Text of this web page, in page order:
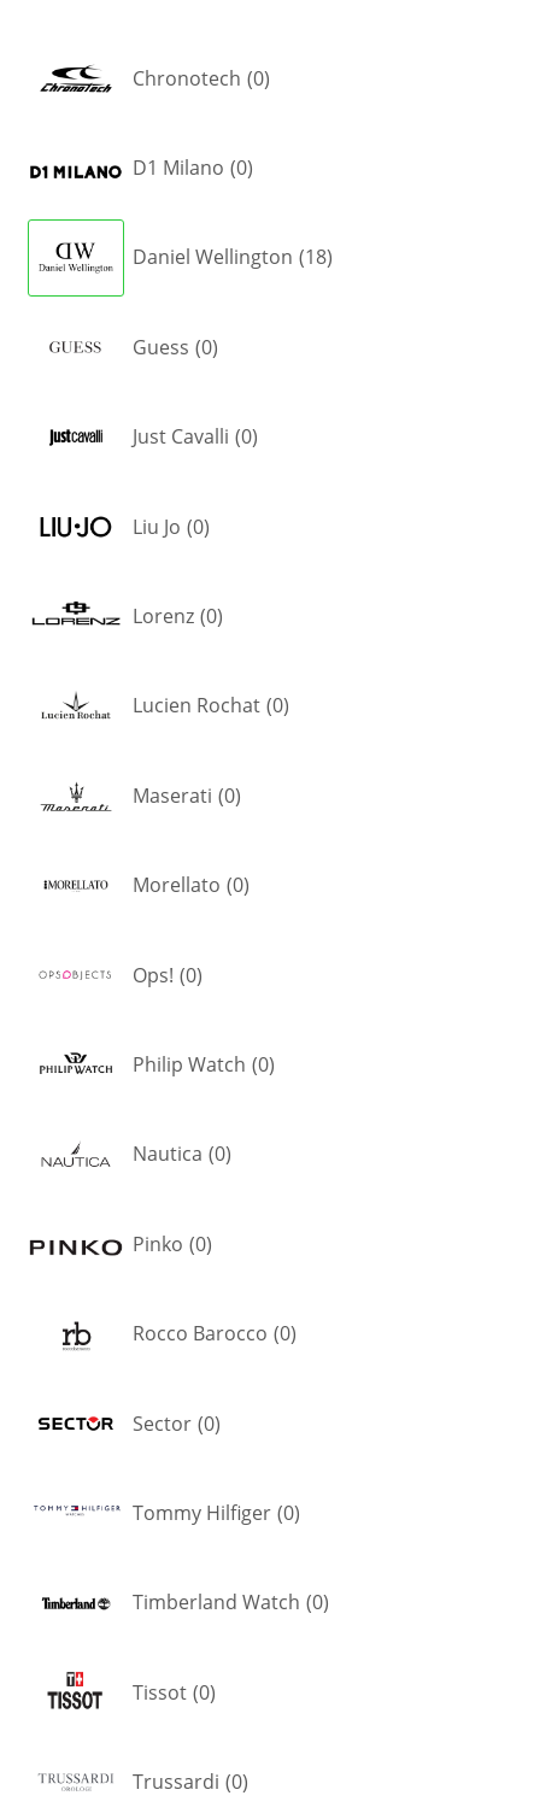
Chronotech (0)
D1 Milano (0)
Daniel Wellington (18)
Guess (0)
Just Cavalli (0)
Liu Jo (0)
Lorenz (0)
Lucien Rochat (0)
Maserati (0)
Morellato (0)
Ops! (0)
Philip Watch (0)
Nautica (0)
Pinko (0)
Rocco Barocco (0)
Sector (0)
Tommy Hilfiger (0)
Timberland Watch (0)
Tissot (0)
Trussardi (0)